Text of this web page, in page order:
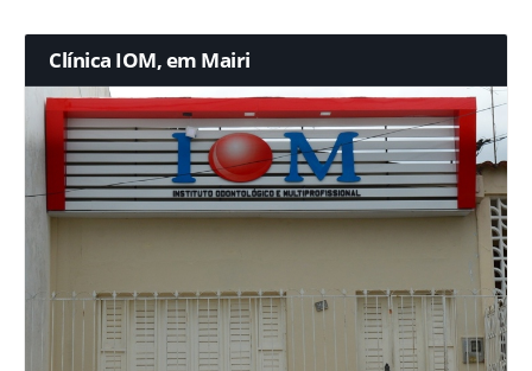
Clínica IOM, em Mairi